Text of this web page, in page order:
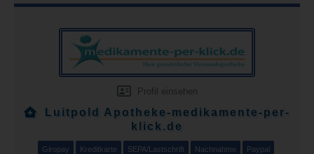
Profil einsehen
Luitpold Apotheke-medikamente-per-
klick.de
Giropay Kreditkarte SEPA/Lastschrift Nachnahme Paypal